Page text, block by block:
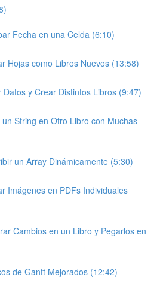
Fecha en una Celda (6:10)
Hojas como Libros Nuevos (13:58)
Datos y Crear Distintos Libros (9:47)
un String en Otro Libro con Muchas
un Array Dinámicamente (5:30)
Imágenes en PDFs Individuales
Cambios en un Libro y Pegarlos en
de Gantt Mejorados (12:42)